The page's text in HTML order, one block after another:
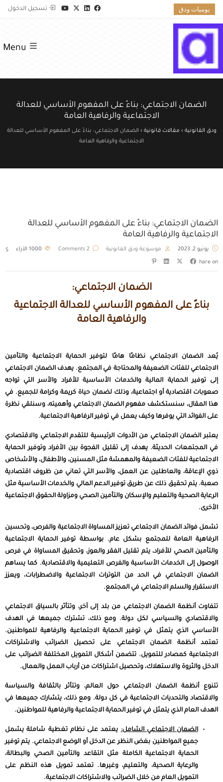
يوميات ودق تسجيل الدخول
Menu
الضمان الاجتماعي: بناءً على المفهوم الأساسي للعدالة
الاجتماعية والرفاهية العامة
ودق القانونية › مقالات قانونية › الضمان الاجتماعي: بناءً على المفهوم الأساسي للعدالة
الاجتماعية والرفاهية العامة
الضمان الاجتماعي: بناءً على المفهوم الأساسي للعدالة
الاجتماعية والرفاهية العامة
يونيو 2, 2023 موسوعة ودق القانونية 2 Comments الآراء
S
hare on
الضمان الاجتماعي:
بناءً على المفهوم الأساسي للعدالة الاجتماعية
والرفاهية العامة
يُعد الضمان الاجتماعي نظامًا هامًا لتوفير الحماية الاجتماعية والتأمين
الاجتماعي للفئات الضعيفة والمحتاجة في المجتمع. يهدف الضمان الاجتماعي
إلى توفير الحماية المالية والخدمات الأساسية للأفراد والأسر التي تواجه
صعوبات اقتصادية أو اجتماعية، وذلك لضمان حياة كريمة وكرامة للجميع. في
هذا المقال، سنستكشف مفهوم الضمان الاجتماعي وأهميته، وسنلقي نظرة
على الفوائد التي يوفرها وكيف يعمل في توفير الرفاهية الاجتماعية.
يعتبر الضمان الاجتماعي من الأدوات الرئيسية للتقدم الاجتماعي والاقتصادي
في المجتمعات الحديثة. يهدف إلى تقليل الفجوة بين الأفراد وتوفير الحماية
الاجتماعية للفئات الضعيفة والمهمشة مثل المسنين، والأطفال، والأشخاص
ذوي الإعاقة، والعاطلين عن العمل، والأسر التي تعاني من ظروف اقتصادية
صعبة. يتم تحقيق ذلك عن طريق توفير الدعم المالي والخدمات الأساسية مثل
الرعاية الصحية والتعليم والإسكان والتأمين الصحي ومزاولة الحقوق الاجتماعية
الأخرى.
تشمل فوائد الضمان الاجتماعي تعزيز المساواة الاجتماعية والفرص، وتحسين
الرفاهية العامة للمجتمع بشكل عام. بواسطة توفير الحماية الاجتماعية
والتأمين الصحي للأفراد، يتم تقليل الفقر والعوز، وتحقيق المساواة في فرص
الوصول إلى الخدمات الأساسية والفرص التعليمية والاقتصادية. كما يساهم
الضمان الاجتماعي في الحد من التوترات الاجتماعية والاضطرابات، ويعزز
الاستقرار والسلم الاجتماعي في المجتمع.
تتفاوت أنظمة الضمان الاجتماعي من بلد إلى آخر، وتتأثر بالسياق الاجتماعي
والاقتصادي والسياسي لكل دولة. ومع ذلك، تشترك جميعها في الهدف
الأساسي الذي يتمثل في توفير الحماية الاجتماعية والرفاهية للمواطنين.
تعتمد أنظمة الضمان الاجتماعي على تحصيل الضرائب والاشتراكات
الاجتماعية كمصادر للتمويل. تتضمن أشكال التمويل المختلفة الضرائب على
الدخل والثروة والاستهلاك، وتحصيل اشتراكات من أرباب العمل والعمال.
تتنوع أنظمة الضمان الاجتماعي حول العالم، وتتأثر بالثقافة والسياسة
والاقتصاد والتحديات الاجتماعية في كل دولة. ومع ذلك، يتشارك جميعها في
الهدف العام الذي يتمثل في توفير الحماية الاجتماعية والرفاهية للمواطنين.
الضمان الاجتماعي الشامل:يعتمد على نظام تغطية شاملة يشمل
جميع المواطنين بغض النظر عن الدخل أو الوضع الاجتماعي. يتم توفير
الحماية الاجتماعية الكاملة مثل التقاعد والتأمين الصحي والبطالة،
والرعاية الصحية، والتعليم، وغيرها. تعتمد تمويل هذه النظم على
التمويل العام من خلال الضرائب والاشتراكات الاجتماعية.